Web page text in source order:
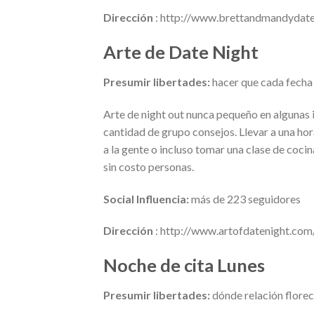
Dirección : http://
Arte de Date Night
Presumir libertades:hacer que cada
Arte de night out nunca pequeño en
cantidad de grupo consejos. Llevar a una
a la gente o incluso tomar una clase de
sin costo personas.
Social Influencia:más de 223 seguidores
Dirección : http://
Noche de cita Lunes
Presumir libertades:dónde relación